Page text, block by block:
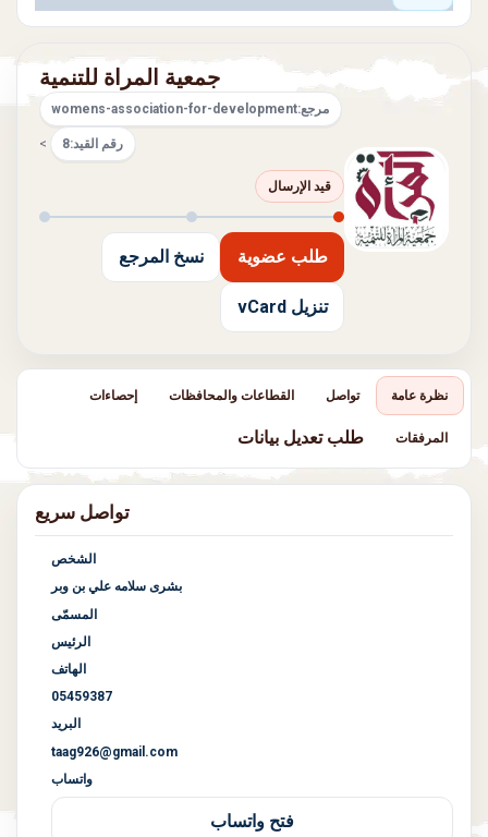
جمعية المراة للتنمية
مرجع:womens-association-for-development
رقم القيد:8
>
قيد الإرسال
طلب عضوية نسخ المرجع
تنزيل vCard
نظرة عامة تواصل القطاعات والمحافظات إحصاءات
المرفقات طلب تعديل بيانات
تواصل سريع
الشخص
بشرى سلامه علي بن وبر
المسمّى
الرئيس
الهاتف
05459387
البريد
taag926@gmail.com
واتساب
فتح واتساب